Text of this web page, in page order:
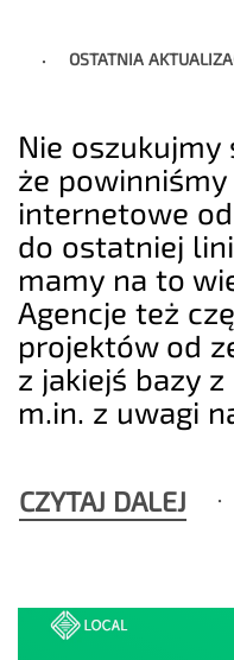
OSTATNIA
Nie oszukujmy
że
internetowe
do ostatniej
mamy na to
Agencje też
projektów od
z jakiejś bazy
m.in. z uwagi
CZYTAJ DALEJ